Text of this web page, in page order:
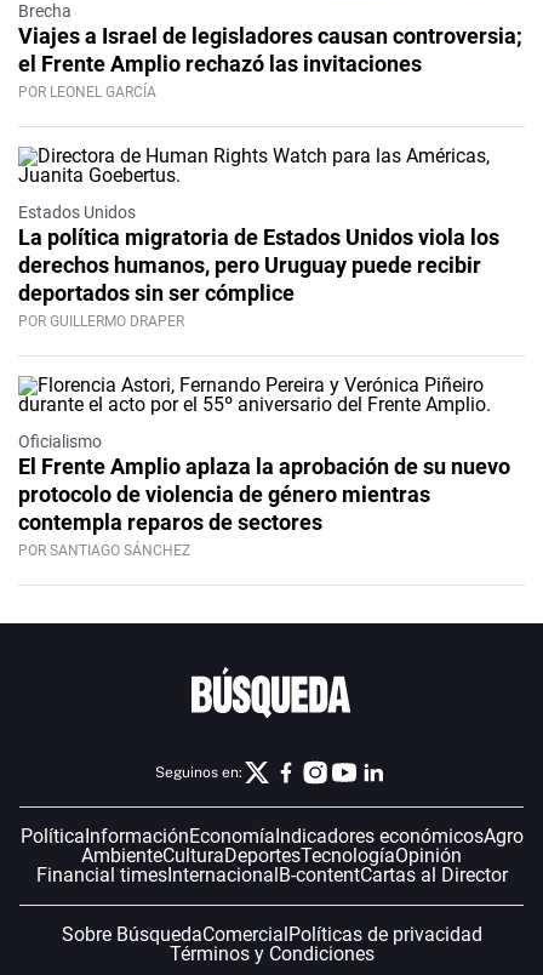
Brecha
Viajes a Israel de legisladores causan controversia;
el Frente Amplio rechazó las invitaciones
POR LEONEL GARCÍA
Estados Unidos
La política migratoria de Estados Unidos viola los
derechos humanos, pero Uruguay puede recibir
deportados sin ser cómplice
POR GUILLERMO DRAPER
Oficialismo
El Frente Amplio aplaza la aprobación de su nuevo
protocolo de violencia de género mientras
contempla reparos de sectores
POR SANTIAGO SÁNCHEZ
Seguinos en:
PolíticaInformaciónEconomíaIndicadores económicosAgro
AmbienteCulturaDeportesTecnologíaOpinión
Financial timesInternacionalB-contentCartas al Director
Sobre BúsquedaComercialPolíticas de privacidad
Términos y Condiciones